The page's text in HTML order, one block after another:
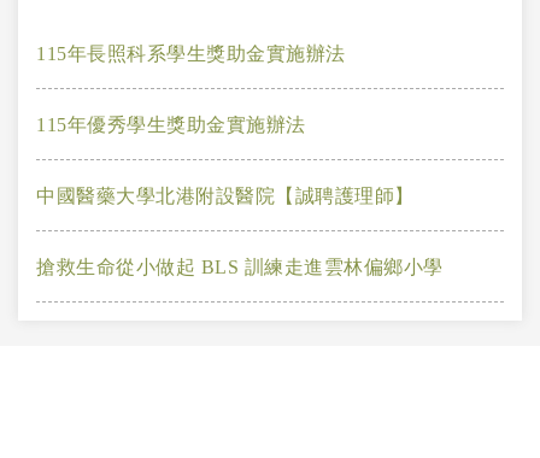
115年長照科系學生獎助金實施辦法
115年優秀學生獎助金實施辦法
中國醫藥大學北港附設醫院【誠聘護理師】
搶救生命從小做起 BLS 訓練走進雲林偏鄉小學